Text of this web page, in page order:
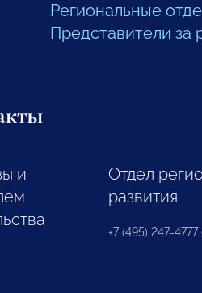
Региональные
Представители за
и
Отдел
развития
+7 (495) 247-4777